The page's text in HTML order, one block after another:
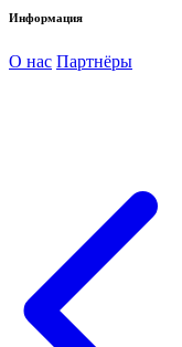
Информация
О нас Партнёры